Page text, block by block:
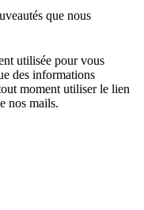
que nous
utilisée pour vous
des informations
moment utiliser le lien
nos mails.